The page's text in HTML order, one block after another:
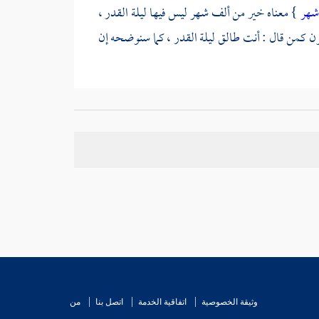
} معناه خير من ألف شهر ليس فيها ليلة القدر ،
كمن قال : أنت طالق ليلة القدر ، كما سنوضحه إن
ليلة القدر أي ليلة الحكم والفصل ، هذا هو الصحيح
وقال صاحب العدة من أصحابنا : اختلف الناسهل
وثيقة الخصوصية اتفاقية الخدمة اتصل بنا
من